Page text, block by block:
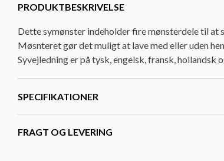
PRODUKTBESKRIVELSE
Dette symønster indeholder fire mønsterdele til at
Møsnteret gør det muligt at lave med eller uden
Syvejledning er på tysk, engelsk, fransk, hollandsk
SPECIFIKATIONER
FRAGT OG LEVERING